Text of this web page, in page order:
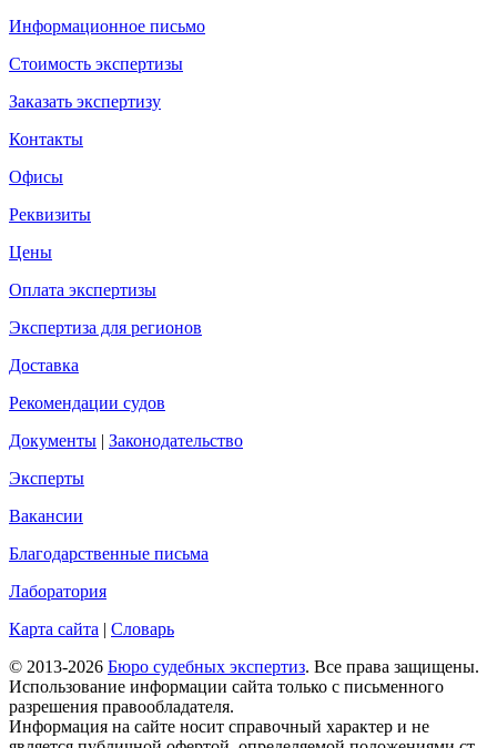
Информационное письмо
Стоимость экспертизы
Заказать экспертизу
Контакты
Офисы
Реквизиты
Цены
Оплата экспертизы
Экспертиза для регионов
Доставка
Рекомендации судов
Документы | Законодательство
Эксперты
Вакансии
Благодарственные письма
Лаборатория
Карта сайта | Словарь
© 2013-2026 Бюро судебных экспертиз. Все права защищены.
Использование информации сайта только с письменного
разрешения правообладателя.
Информация на сайте носит справочный характер и не